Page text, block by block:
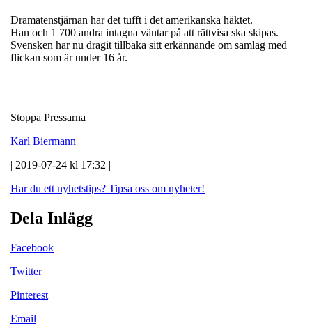
Dramatenstjärnan har det tufft i det amerikanska häktet.
Han och 1 700 andra intagna väntar på att rättvisa ska skipas.
Svensken har nu dragit tillbaka sitt erkännande om samlag med
flickan som är under 16 år.
Stoppa Pressarna
Karl Biermann
| 2019-07-24 kl 17:32 |
Har du ett nyhetstips? Tipsa oss om nyheter!
Dela Inlägg
Facebook
Twitter
Pinterest
Email